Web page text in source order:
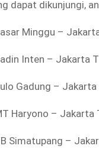
dapat dikunjungi,
Minggu –
Inten – Jakarta
Gadung –
Haryono – Jakarta
Simatupang –